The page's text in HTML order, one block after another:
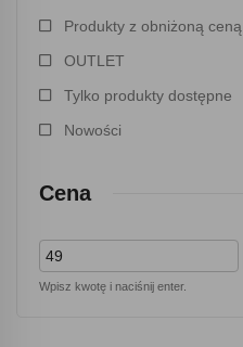
Produkty z obniżoną ceną
OUTLET
Tylko produkty dostępne
Nowości
Cena
Wpisz kwotę i naciśnij enter.